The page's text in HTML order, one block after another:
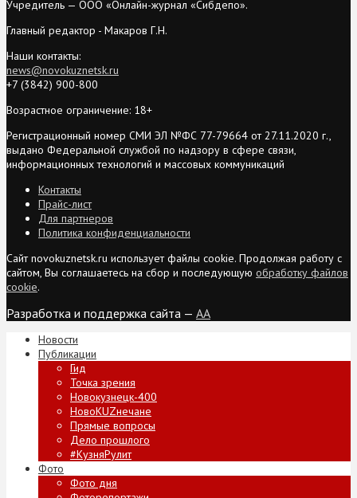
Учредитель — ООО «Онлайн-журнал «Сибдепо».
Главный редактор - Макаров Г.Н.
Наши контакты:
news@novokuznetsk.ru
+7 (3842) 900-800
Возрастное ограничение: 18+
Регистрационный номер СМИ ЭЛ №ФС 77-79664 от 27.11.2020 г.,
выдано Федеральной службой по надзору в сфере связи,
информационных технологий и массовых коммуникаций
Контакты
Прайс-лист
Для партнеров
Политика конфиденциальности
Сайт novokuznetsk.ru использует файлы cookie. Продолжая работу с
сайтом, Вы соглашаетесь на сбор и последующую обработку файлов
cookie.
Разработка и поддержка сайта — AA
Новости
Публикации
Гид
Точка зрения
Новокузнецк-400
НовоKUZнечане
Прямые вопросы
Дело прошлого
#КузняРулит
Фото
Фото дня